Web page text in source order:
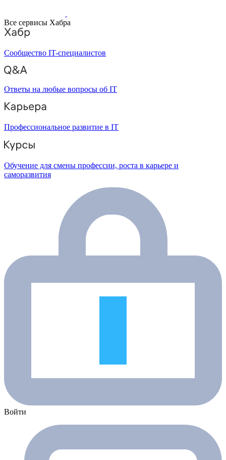
Все сервисы Хабра
Сообщество IT-специалистов
Ответы на любые вопросы об IT
Профессиональное развитие в IT
Обучение для смены профессии, роста в карьере и
саморазвития
Войти